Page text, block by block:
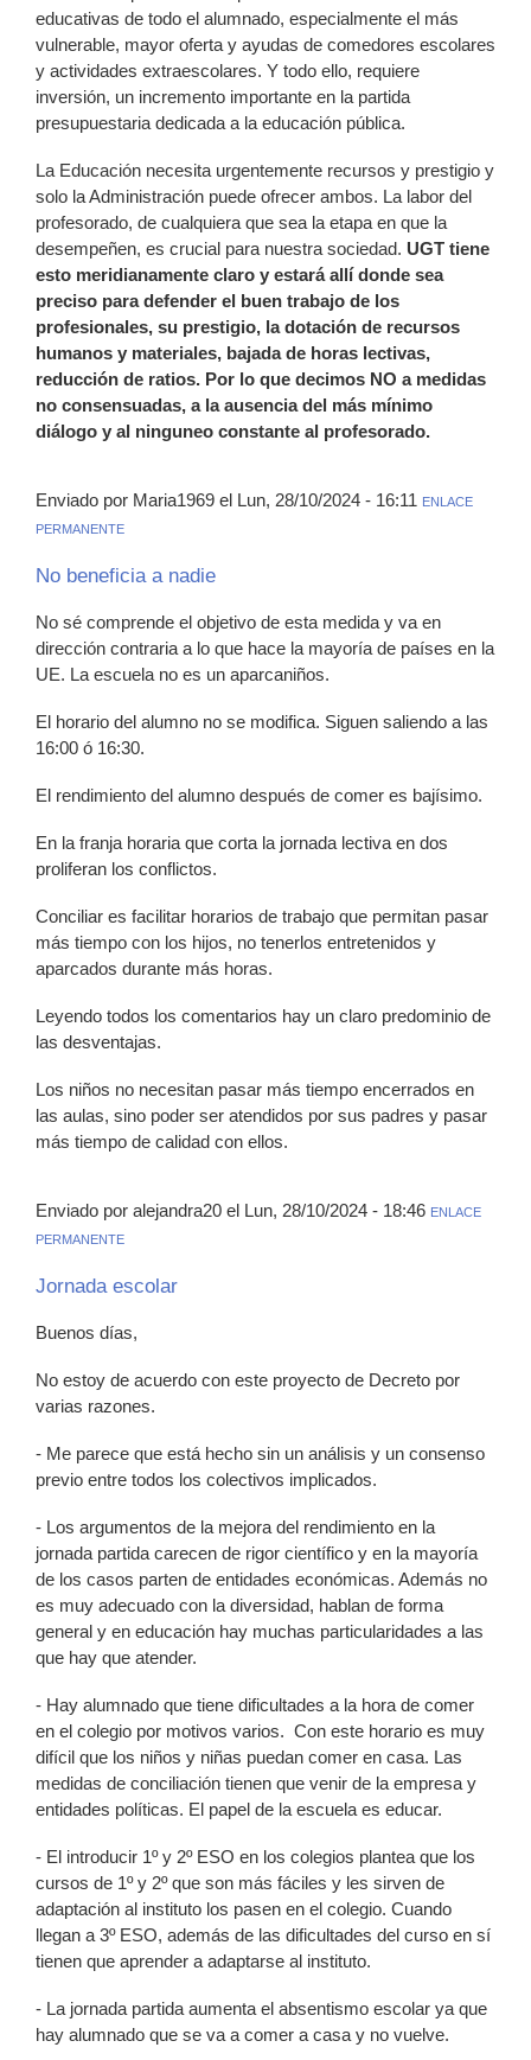
educativas de todo el alumnado, especialmente el más
vulnerable, mayor oferta y ayudas de comedores escolares
y actividades extraescolares. Y todo ello, requiere
inversión, un incremento importante en la partida
presupuestaria dedicada a la educación pública.
La Educación necesita urgentemente recursos y prestigio y
solo la Administración puede ofrecer ambos. La labor del
profesorado, de cualquiera que sea la etapa en que la
desempeñen, es crucial para nuestra sociedad. UGT tiene
esto meridianamente claro y estará allí donde sea
preciso para defender el buen trabajo de los
profesionales, su prestigio, la dotación de recursos
humanos y materiales, bajada de horas lectivas,
reducción de ratios. Por lo que decimos NO a medidas
no consensuadas, a la ausencia del más mínimo
diálogo y al ninguneo constante al profesorado.
Enviado por Maria1969 el Lun, 28/10/2024 - 16:11 ENLACE
PERMANENTE
No beneficia a nadie
No sé comprende el objetivo de esta medida y va en
dirección contraria a lo que hace la mayoría de países en la
UE. La escuela no es un aparcaniños.
El horario del alumno no se modifica. Siguen saliendo a las
16:00 ó 16:30.
El rendimiento del alumno después de comer es bajísimo.
En la franja horaria que corta la jornada lectiva en dos
proliferan los conflictos.
Conciliar es facilitar horarios de trabajo que permitan pasar
más tiempo con los hijos, no tenerlos entretenidos y
aparcados durante más horas.
Leyendo todos los comentarios hay un claro predominio de
las desventajas.
Los niños no necesitan pasar más tiempo encerrados en
las aulas, sino poder ser atendidos por sus padres y pasar
más tiempo de calidad con ellos.
Enviado por alejandra20 el Lun, 28/10/2024 - 18:46 ENLACE
PERMANENTE
Jornada escolar
Buenos días,
No estoy de acuerdo con este proyecto de Decreto por
varias razones.
- Me parece que está hecho sin un análisis y un consenso
previo entre todos los colectivos implicados.
- Los argumentos de la mejora del rendimiento en la
jornada partida carecen de rigor científico y en la mayoría
de los casos parten de entidades económicas. Además no
es muy adecuado con la diversidad, hablan de forma
general y en educación hay muchas particularidades a las
que hay que atender.
- Hay alumnado que tiene dificultades a la hora de comer
en el colegio por motivos varios. Con este horario es muy
difícil que los niños y niñas puedan comer en casa. Las
medidas de conciliación tienen que venir de la empresa y
entidades políticas. El papel de la escuela es educar.
- El introducir 1º y 2º ESO en los colegios plantea que los
cursos de 1º y 2º que son más fáciles y les sirven de
adaptación al instituto los pasen en el colegio. Cuando
llegan a 3º ESO, además de las dificultades del curso en sí
tienen que aprender a adaptarse al instituto.
- La jornada partida aumenta el absentismo escolar ya que
hay alumnado que se va a comer a casa y no vuelve.